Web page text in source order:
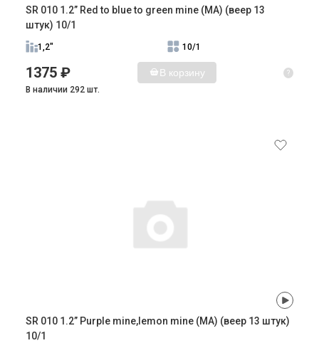
SR 010 1.2” Red to blue to green mine (MA) (веер 13
штук) 10/1
1,2" 10/1
1375 ₽ В корзину ?
В наличии 292 шт.
SR 010 1.2” Purple mine,lemon mine (MA) (веер 13 штук)
10/1